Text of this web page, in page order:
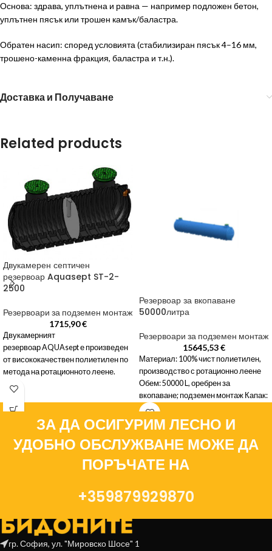
Основа: здрава, уплътнена и равна — например подложен бетон,
уплътнен пясък или трошен камък/баластра.
Обратен насип: според условията (стабилизиран пясък 4–16 мм,
трошено-каменна фракция, баластра и т.н.).
Доставка и Получаване
Related products
Двукамерен септичен
резервоар Aquasept ST-2-
2500
Резервоари за подземен монтаж
1715,90€
Двукамерният
резервоар AQUAsept е произведен
от висококачествен полиетилен по
метода на ротационното леене.
Методът на производство дава на
гарантира
Резервоар за вкопаване
50000литра
Резервоари за подземен монтаж
15645,53€
Материал: 100% чист полиетилен,
производство с ротационно леене
Обем: 50000 L, оребрен за
вкопаване; подземен монтаж Капак:
полиетиленов, водоплътен с
ЗА ДА ОСИГУРИМ ЛЕСНО И
УДОБНО ОБСЛУЖВАНЕ МОЖЕ ДА
ПОРЪЧАТЕ НА
+359879929870
гр. София, ул. "Мировско Шосе" 1